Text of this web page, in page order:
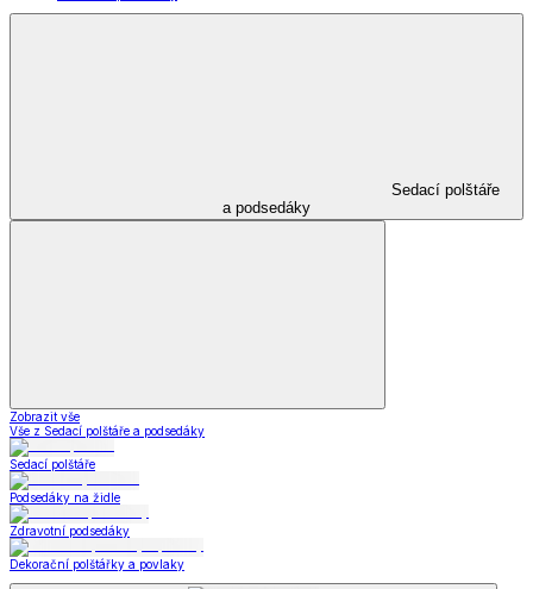
Sedací polštáře
a podsedáky
Zobrazit vše
Vše z Sedací polštáře a podsedáky
Sedací polštáře
Podsedáky na židle
Zdravotní podsedáky
Dekorační polštářky a povlaky